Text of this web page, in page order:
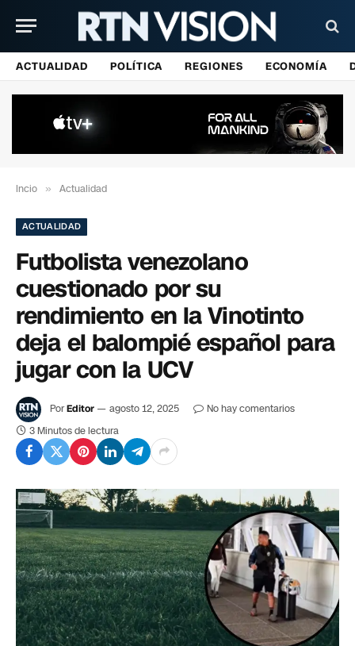
ACTUALIDAD POLÍTICA REGIONES ECONOMÍA
Incio » Actualidad
ACTUALIDAD
Futbolista venezolano
cuestionado por su
rendimiento en la Vinotinto
deja el balompié español para
jugar con la UCV
PorEditor agosto 12, 2025
No hay comentarios
3 Minutos de lectura